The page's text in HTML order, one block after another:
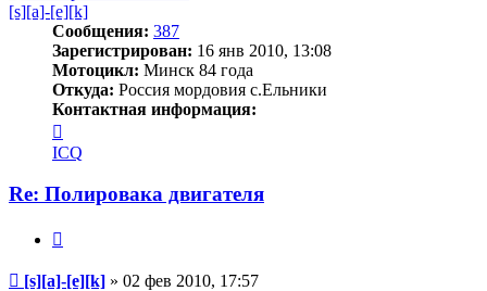
[s][a]-[e][k]
Сообщения: 387
Зарегистрирован: 16 янв 2010, 13:08
Мотоцикл: Минск 84 года
Откуда: Россия мордовия с.Ельники
Контактная информация:
информация
пользователя
[a]-
[k]
ICQ
Re: Полировака двигателя
Сообщение
[s][a]-[e][k] » 02 фев 2010, 17:57